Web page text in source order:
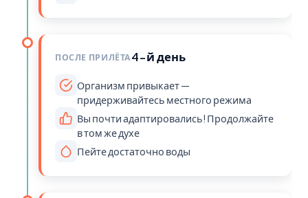
ПОСЛЕ ПРИЛЁТА4-й день
Организм привыкает —
придерживайтесь местного режима
Вы почти адаптировались! Продолжайте
в том же духе
Пейте достаточно воды